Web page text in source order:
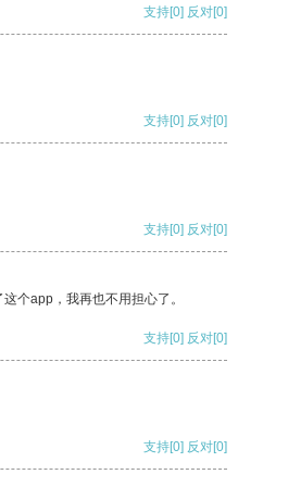
支持[0] 反对[0]
支持[0] 反对[0]
支持[0] 反对[0]
个app，我再也不用担心了。
支持[0] 反对[0]
支持[0] 反对[0]